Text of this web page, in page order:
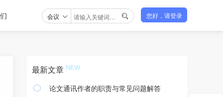
会议  您好，请登录
最新文章
 论文通讯作者的职责与常见问题解答